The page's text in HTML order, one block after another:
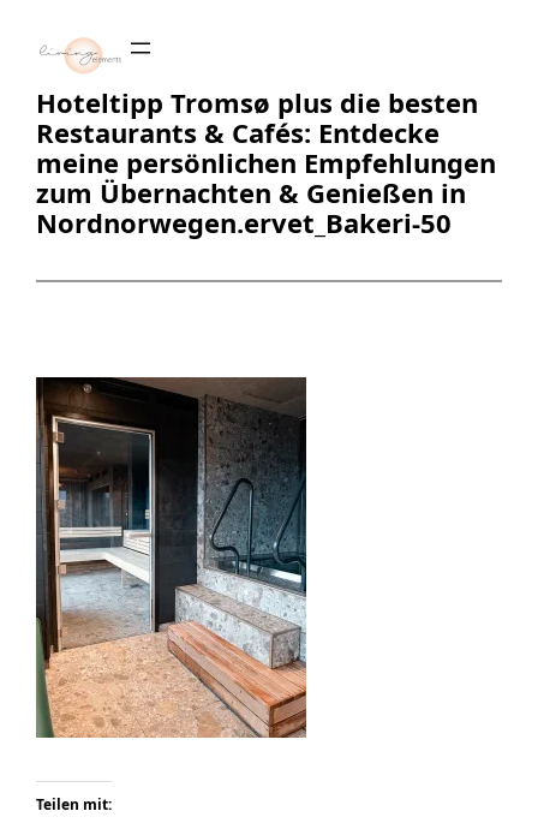
Inhalt
springen
Hoteltipp Tromsø plus die besten
Restaurants & Cafés: Entdecke
meine persönlichen Empfehlungen
zum Übernachten & Genießen in
Nordnorwegen.ervet_Bakeri-50
Teilen mit: